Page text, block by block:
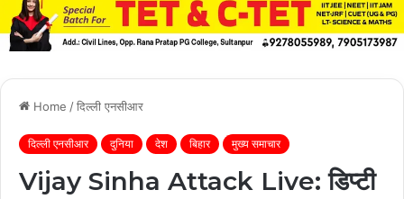
Home /दिल्ली एनसीआर
दिल्ली एनसीआर दुनिया देश बिहार मुख्य समाचार
Vijay Sinha Attack Live: डिप्टी